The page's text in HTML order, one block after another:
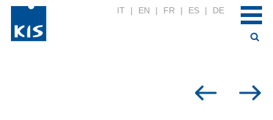
IT | EN | FR | ES | DE